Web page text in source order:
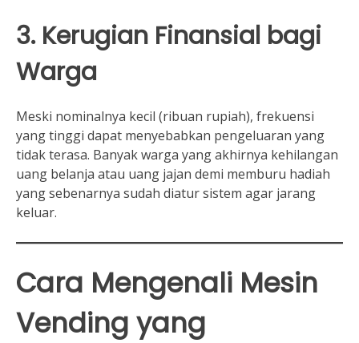
3. Kerugian Finansial bagi
Warga
Meski nominalnya kecil (ribuan rupiah), frekuensi
yang tinggi dapat menyebabkan pengeluaran yang
tidak terasa. Banyak warga yang akhirnya kehilangan
uang belanja atau uang jajan demi memburu hadiah
yang sebenarnya sudah diatur sistem agar jarang
keluar.
Cara Mengenali Mesin
Vending yang